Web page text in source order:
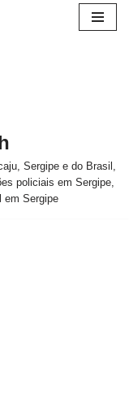
Sergipe e do Brasil,
policiais em Sergipe,
em Sergipe